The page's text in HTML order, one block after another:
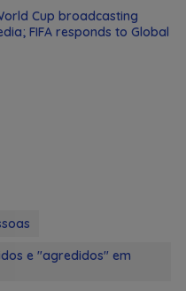
Cup broadcasting
FIFA responds to Global
e "agredidos" em